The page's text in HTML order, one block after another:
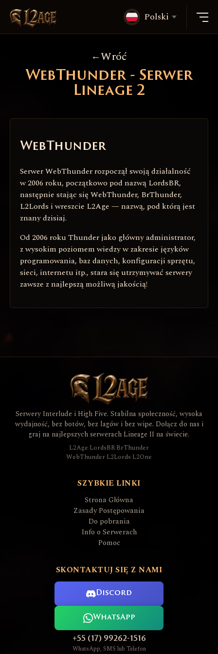
Polski
Wróć
WebThunder - Serwer
Lineage 2
WebThunder
Serwer WebThunder rozpoczął swoją działalność
w 2006 roku, początkowo pod nazwą LordsBR,
następnie stając się WebThunder, BrThunder,
L2Lords i wreszcie L2Age — nazwą, pod którą jest
znany dzisiaj.
Od 2006 roku Thunder jako główny administrator,
z wysokim poziomem wiedzy w zakresie języków
programowania, baz danych, konfiguracji sprzętu,
sieci, internetu itp., stara się utrzymywać serwery
zawsze z najlepszą możliwą jakością!
Serwery Interlude i High Five. Stabilna społeczność, wysoka
wydajność, bez botów, bez lagów i bez wipe. Dołącz do nas i
graj na najlepszych serwerach Lineage II na świecie.
L2Age·LordsBR·BrThunder
WebThunder·L2Lords·L2One
SZYBKIE LINKI
Strona Główna
Zasady Postępowania
Do pobrania
Info o Serwerach
Pomoc
SKONTAKTUJ SIĘ Z NAMI
Discord
WhatsApp
+55 (17) 99262-1516
WhatsApp, SMS lub Telefon